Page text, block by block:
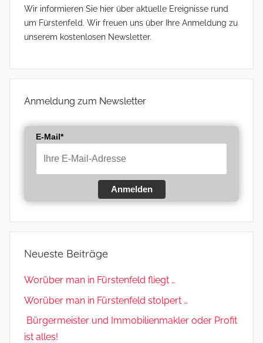
Wir informieren Sie hier über aktuelle Ereignisse rund
um Fürstenfeld. Wir freuen uns über Ihre Anmeldung zu
unserem kostenlosen Newsletter.
Anmeldung zum Newsletter
E-Mail*
Anmelden
Neueste Beiträge
Worüber man in Fürstenfeld fliegt …
Worüber man in Fürstenfeld stolpert …
Bürgermeister und Immobilienmakler oder Profit
ist alles!